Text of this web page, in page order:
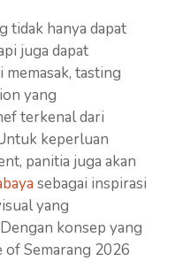
tidak hanya dapat
juga dapat
tasting
yang
terkenal dari
keperluan
panitia juga akan
sebagai inspirasi
yang
konsep yang
of Semarang 2026